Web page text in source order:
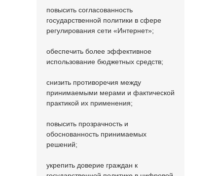
повысить согласованность
государственной политики в сфере
регулирования сети «Интернет»;
обеспечить более эффективное
использование бюджетных средств;
снизить противоречия между
принимаемыми мерами и фактической
практикой их применения;
повысить прозрачность и
обоснованность принимаемых
решений;
укрепить доверие граждан к